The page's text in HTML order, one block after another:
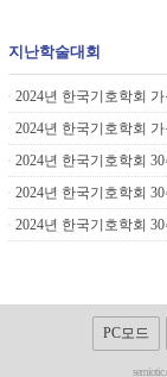
지난학술대회
ㆍ 2024년 한국기호학회
ㆍ 2024년 한국기호학회
ㆍ 2024년 한국기호학회
ㆍ 2024년 한국기호학회
ㆍ 2024년 한국기호학회
PC모드